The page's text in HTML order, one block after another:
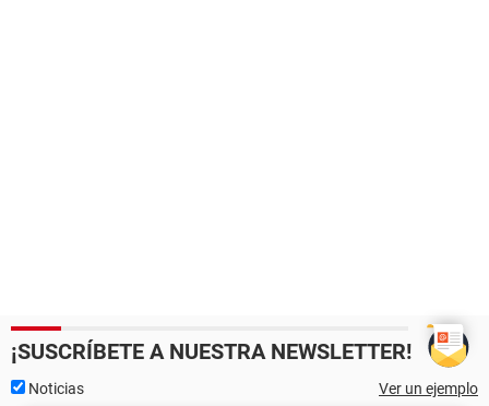
¡SUSCRÍBETE A NUESTRA NEWSLETTER!
Noticias Ver un ejemplo